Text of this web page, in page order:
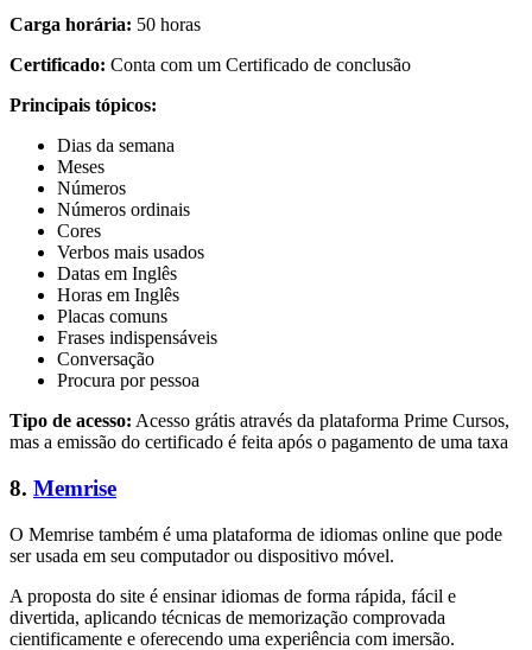
Carga horária: 50 horas
Certificado: Conta com um Certificado de conclusão
Principais tópicos:
Dias da semana
Meses
Números
Números ordinais
Cores
Verbos mais usados
Datas em Inglês
Horas em Inglês
Placas comuns
Frases indispensáveis
Conversação
Procura por pessoa
Tipo de acesso: Acesso grátis através da plataforma Prime Cursos,
mas a emissão do certificado é feita após o pagamento de uma taxa
8. Memrise
O Memrise também é uma plataforma de idiomas online que pode
ser usada em seu computador ou dispositivo móvel.
A proposta do site é ensinar idiomas de forma rápida, fácil e
divertida, aplicando técnicas de memorização comprovada
cientificamente e oferecendo uma experiência com imersão.